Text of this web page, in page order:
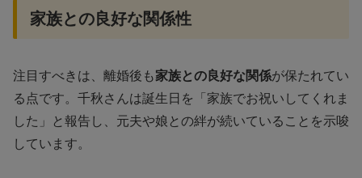
家族との良好な関係性
注目すべきは、離婚後も家族との良好な関係が保たれてい
る点です。千秋さんは誕生日を「家族でお祝いしてくれま
した」と報告し、元夫や娘との絆が続いていることを示唆
しています。